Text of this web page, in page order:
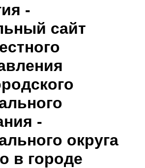
-
сайт
-
округа
в городе